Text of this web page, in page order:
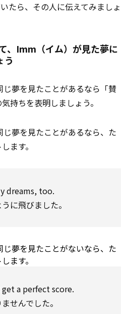
たら、その人に伝えてみましょ
、Imm（イム）が見た夢に
う
夢を見たことがあるなら「賛
持ちを表明しましょう。
夢を見たことがあるなら、た
ます。
dreams, too.
に飛びました。
夢を見たことがないなら、た
ます。
a perfect score.
せんでした。